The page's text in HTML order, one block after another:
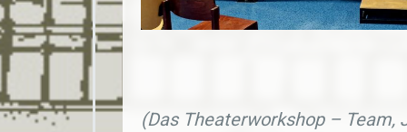
(Das Theaterworkshop – Team,